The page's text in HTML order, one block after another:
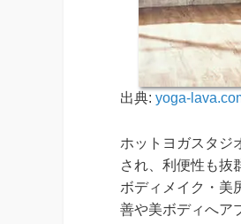
出典: yoga-
ホットヨガスタジ
され、利便性も抜
ボディメイク・美
善や美ボディへア